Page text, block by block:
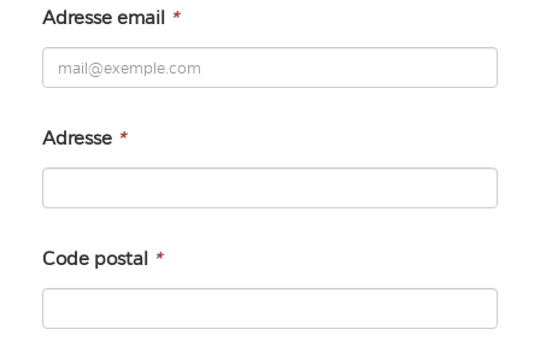
Adresse email *
Adresse *
Code postal *